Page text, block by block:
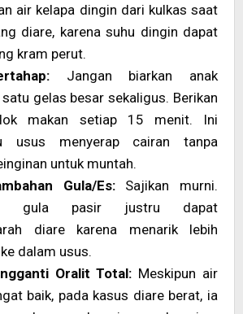
air kelapa dingin dari kulkas saat
diare, karena suhu dingin dapat
kram perut.
Jangan biarkan anak
gelas besar sekaligus. Berikan
makan setiap 15 menit. Ini
usus menyerap cairan tanpa
untuk muntah.
Gula/Es:Sajikan murni.
gula pasir justru dapat
diare karena menarik lebih
dalam usus.
Oralit Total: Meskipun air
baik, pada kasus diare berat, ia